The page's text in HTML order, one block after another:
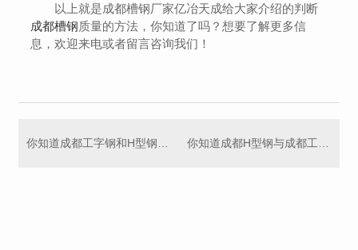
以上就是成都槽钢厂家亿冶天成给大家介绍的判断
成都槽钢质量的方法，你知道了吗？想要了解更多信
息，欢迎来电或者留言咨询我们！